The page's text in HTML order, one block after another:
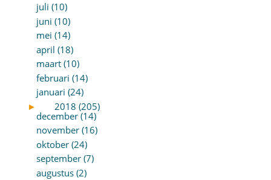
juli (10)
juni (10)
mei (14)
april (18)
maart (10)
februari (14)
januari (24)
►
2018 (205)
december (14)
november (16)
oktober (24)
september (7)
augustus (2)